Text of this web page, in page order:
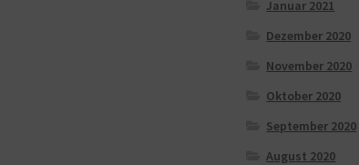
Januar 2021
Dezember 2020
November 2020
Oktober 2020
September 2020
August 2020